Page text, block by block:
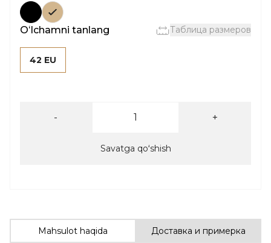
Oʻlchamni tanlang Таблица размеров
42 EU
- +
Savatga qoʻshish
Mahsulot haqida Доставка и примерка